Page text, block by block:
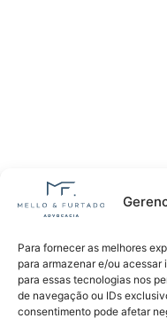
Para fornecer as melhores
para armazenar e/ou
para essas tecnologias nos
de navegação ou IDs
consentimento pode afetar